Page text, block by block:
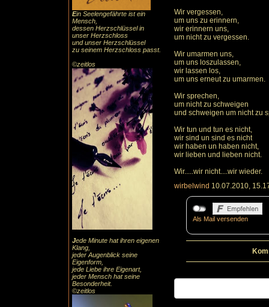
Ein Seelengefährte ist ein
Mensch,
dessen Herzschlüssel in
unser Herzschloss
und unser Herzschlüssel
zu seinem Herzschloss passt.
©zeitlos
Jede Minute hat ihren eigenen
Klang,
jeder Augenblick seine
Eigenform,
jede Liebe ihre Eigenart,
jeder Mensch hat seine
Besonderheit.
©zeitlos
Wir vergessen,
um uns zu erinnern,
wir erinnern uns,
um nicht zu vergessen.
Wir umarmen uns,
um uns loszulassen,
wir lassen los,
um uns erneut zu umarmen.
Wir sprechen,
um nicht zu schweigen
und schweigen um nicht zu
Wir tun und tun es nicht,
wir sind un sind es nicht
wir haben un haben nicht,
wir lieben und lieben nicht.
Wir.....wir nicht....wir wieder.
wirbelwind 10.07.2010,
Als Mail versenden